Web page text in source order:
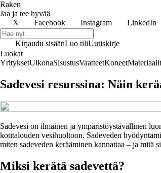
Raken
Jaa ja tee hyvää
X
Facebook Instagram LinkedIn
Kirjaudu sisäänLuo tiliUutiskirje
Luokat
YrityksetUlkonaSisustusVaatteetKoneetMateriaalit
Sadevesi resurssina: Näin
Sadevesi on ilmainen ja ympäristöystävällinen
kotitalouden vesihuoltoon. Sadeveden
miten sadeveden kerääminen kannattaa – ja mitä
Miksi kerätä sadevettä?